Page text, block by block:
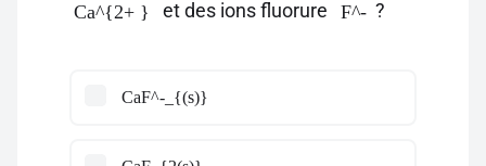
Ca^{2+ } et des ions fluorure F^- ?
CaF^-_{(s)}